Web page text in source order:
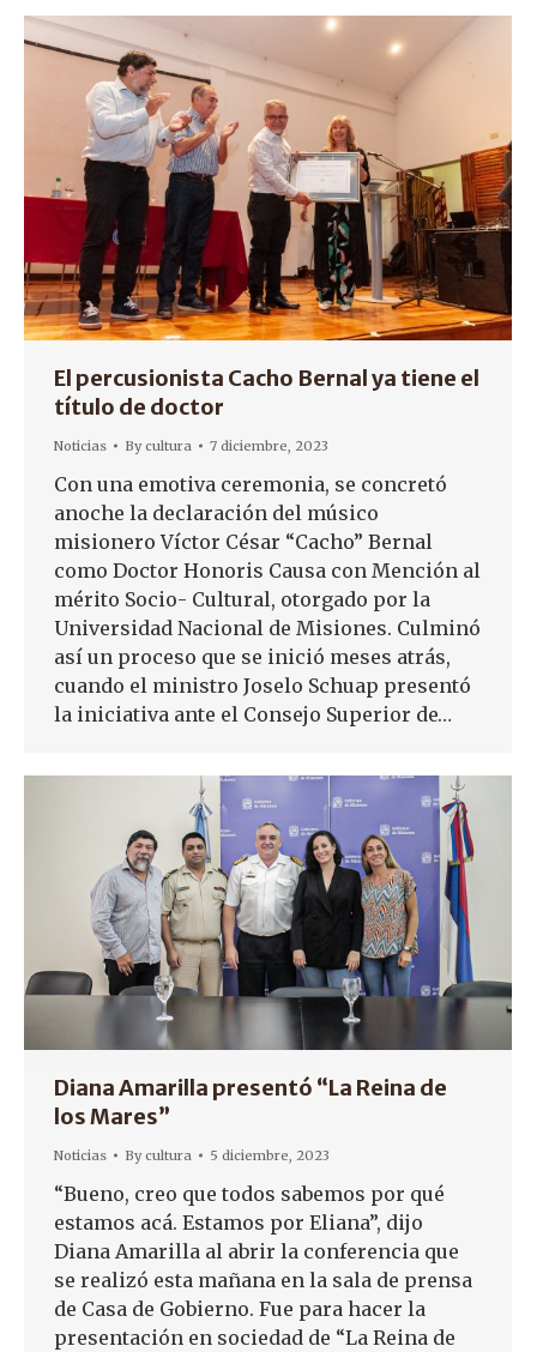
El percusionista Cacho Bernal ya tiene el
título de doctor
Noticias Bycultura 7 diciembre, 2023
Con una emotiva ceremonia, se concretó
anoche la declaración del músico
misionero Víctor César “Cacho” Bernal
como Doctor Honoris Causa con Mención al
mérito Socio- Cultural, otorgado por la
Universidad Nacional de Misiones. Culminó
así un proceso que se inició meses atrás,
cuando el ministro Joselo Schuap presentó
la iniciativa ante el Consejo Superior de…
Diana Amarilla presentó “La Reina de
los Mares”
Noticias Bycultura 5 diciembre, 2023
“Bueno, creo que todos sabemos por qué
estamos acá. Estamos por Eliana”, dijo
Diana Amarilla al abrir la conferencia que
se realizó esta mañana en la sala de prensa
de Casa de Gobierno. Fue para hacer la
presentación en sociedad de “La Reina de